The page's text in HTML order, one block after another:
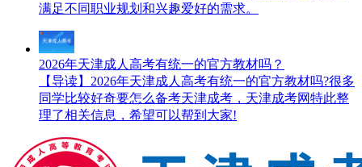
满足不同职业规划和兴趣爱好的需求。
2026年天津成人高考有统一的官方教材吗？
【导读】2026年天津成人高考有统一的官方教材吗?很多
同学比较好奇要怎么备考天津成考，天津成考网特此整
理了相关信息，希望可以帮到大家!